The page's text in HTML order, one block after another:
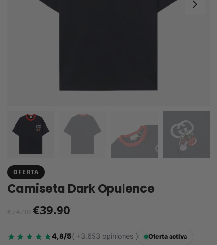
OFERTA
Camiseta Dark Opulence
€74.90 €39.90
4,8/5( +3.653 opiniones ) Oferta activa